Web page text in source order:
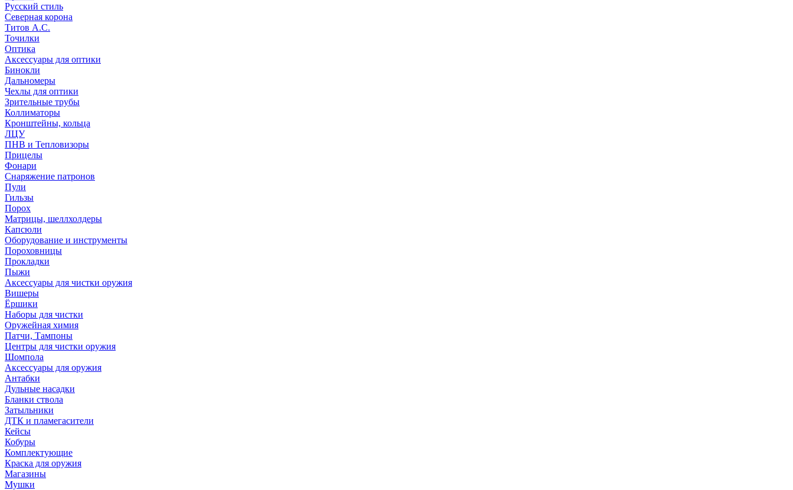
Русский стиль
Северная корона
Титов А.С.
Точилки
Оптика
Аксессуары для оптики
Бинокли
Дальномеры
Чехлы для оптики
Зрительные трубы
Коллиматоры
Кронштейны, кольца
ЛЦУ
ПНВ и Тепловизоры
Прицелы
Фонари
Снаряжение патронов
Пули
Гильзы
Порох
Матрицы, шеллхолдеры
Капсюли
Оборудование и инструменты
Пороховницы
Прокладки
Пыжи
Аксессуары для чистки оружия
Вишеры
Ёршики
Наборы для чистки
Оружейная химия
Патчи, Тампоны
Центры для чистки оружия
Шомпола
Аксессуары для оружия
Антабки
Дульные насадки
Бланки ствола
Затыльники
ДТК и пламегасители
Кейсы
Кобуры
Комплектующие
Краска для оружия
Магазины
Мушки